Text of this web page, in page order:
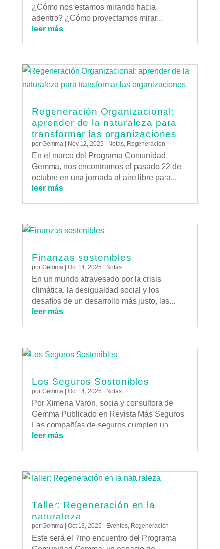
¿Cómo nos estamos mirando hacia
adentro? ¿Cómo proyectamos mirar...
leer más
Regeneración Organizacional:
aprender de la naturaleza para
transformar las organizaciones
por Gemma| Nov 12, 2025 Notas, Regeneración
En el marco del Programa Comunidad
Gemma, nos encontramos el pasado 22 de
octubre en una jornada al aire libre para...
leer más
Finanzas sostenibles
por Gemma| Oct 14, 2025 Notas
En un mundo atravesado por la crisis
climática, la desigualdad social y los
desafíos de un desarrollo más justo, las...
leer más
Los Seguros Sostenibles
por Gemma | Oct 14, 2025 | Notas
Por Ximena Varon, socia y consultora de
Gemma Publicado en Revista Más Seguros
Las compañías de seguros cumplen un...
leer más
Taller: Regeneración en la
naturaleza
por Gemma| Oct 13, 2025 | Eventos, Regeneración
Este será el 7mo encuentro del Programa